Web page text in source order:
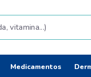
Medicamentos